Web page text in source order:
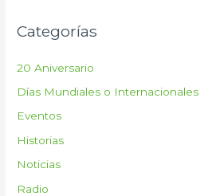
a
p
o
r
:
Categorías
20 Aniversario
Días Mundiales o Internacionales
Eventos
Historias
Noticias
Radio